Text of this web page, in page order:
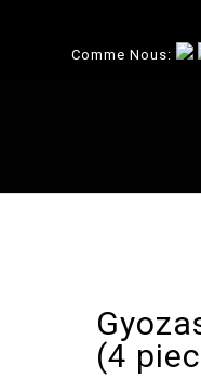
Comme Nous:
(4